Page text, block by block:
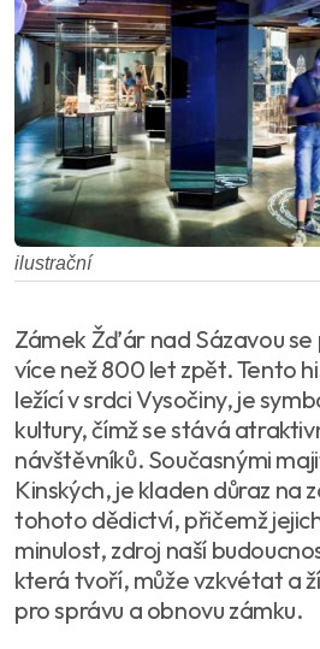
ilustrační
Zámek Žďár nad Sázavou se
více než 800 let zpět. Tento
ležící v srdci Vysočiny, je
kultury, čímž se stává
návštěvníků. Současnými
Kinských, je kladen důraz na
tohoto dědictví, přičemž
minulost, zdroj naší
která tvoří, může vzkvétat a
pro správu a obnovu zámku.